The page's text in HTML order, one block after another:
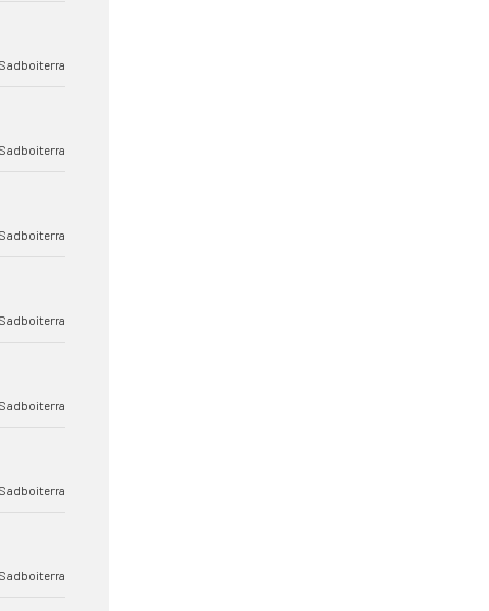
Sadboiterra
Sadboiterra
Sadboiterra
Sadboiterra
Sadboiterra
Sadboiterra
Sadboiterra